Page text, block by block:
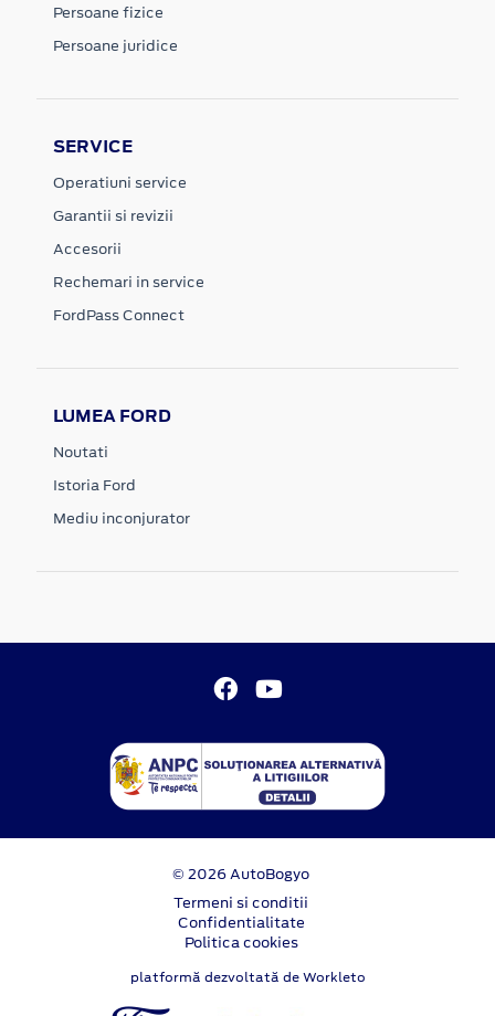
Persoane fizice
Persoane juridice
SERVICE
Operatiuni service
Garantii si revizii
Accesorii
Rechemari in service
FordPass Connect
LUMEA FORD
Noutati
Istoria Ford
Mediu inconjurator
© 2026 AutoBogyo
Termeni si conditii
Confidentialitate
Politica cookies
platformă dezvoltată de Workleto